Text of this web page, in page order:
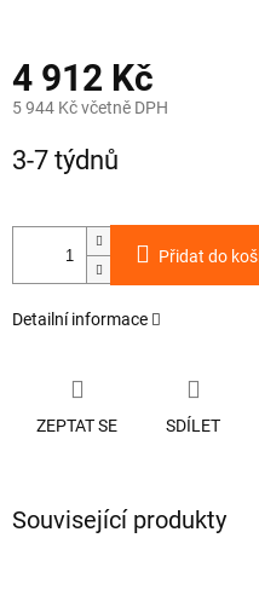
4 912 Kč
5 944 Kč včetně DPH
cena:
3-7 týdnů
Přidat do
Detailní informace
ZEPTAT SE SDÍLET
Související produkty